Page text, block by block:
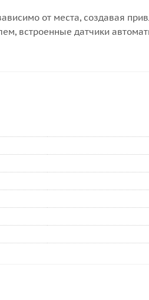
от места, создавая
встроенные датчики